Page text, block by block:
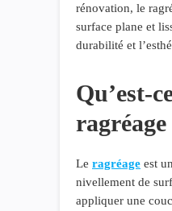
rénovation, le
surface plane et
durabilité et
Qu’est-
ragréage
Le ragréage est
nivellement de
appliquer une